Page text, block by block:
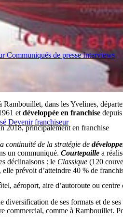
Communiqués de presse Interviews
Devenir franchiseur
dans les Yvelines,
et développée en franchise
2018, principalement en franchise
continuité de la stratégie de
un communiqué. Courtepaille a
déclinaisons : le Classique (120
prévoit d’atteindre 40 % de
aéroport, aire d’autoroute ou centre
diversification de ses formats et de
commercial, comme à Rambouillet.